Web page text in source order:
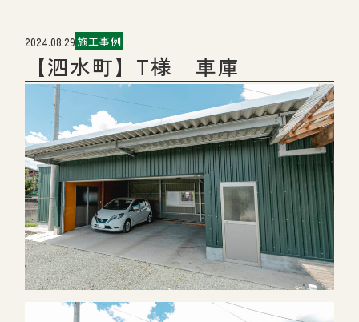
2024.08.29 施工事例
【泗水町】T様 車庫